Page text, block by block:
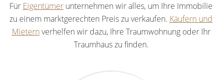
Für Eigentümer unternehmen wir alles, um Ihre Immobilie
zu einem marktgerechten Preis zu verkaufen. Käufern und
Mietern verhelfen wir dazu, Ihre Traumwohnung oder Ihr
Traumhaus zu finden.